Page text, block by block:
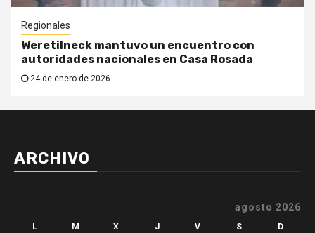
Regionales
Weretilneck mantuvo un encuentro con
autoridades nacionales en Casa Rosada
24 de enero de 2026
ARCHIVO
agosto 2026
L M X J V S D